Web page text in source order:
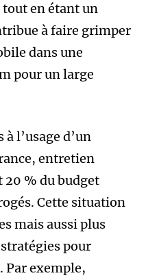
en étant un
à faire grimper
dans une
pour un large
l’usage d’un
entretien
20 % du budget
Cette situation
mais aussi plus
pour
Par exemple,